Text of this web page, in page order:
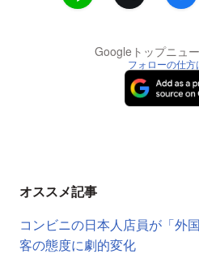
Googleトップニュ
フォローの仕方
オススメ記事
コンビニの日本人店員が「外
客の態度に劇的変化